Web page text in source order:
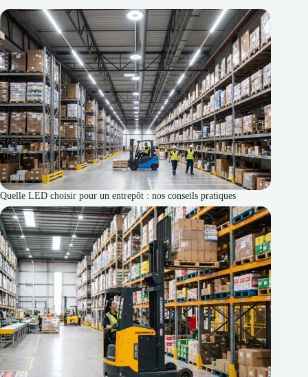
Quelle LED choisir pour un entrepôt : nos conseils pratiques